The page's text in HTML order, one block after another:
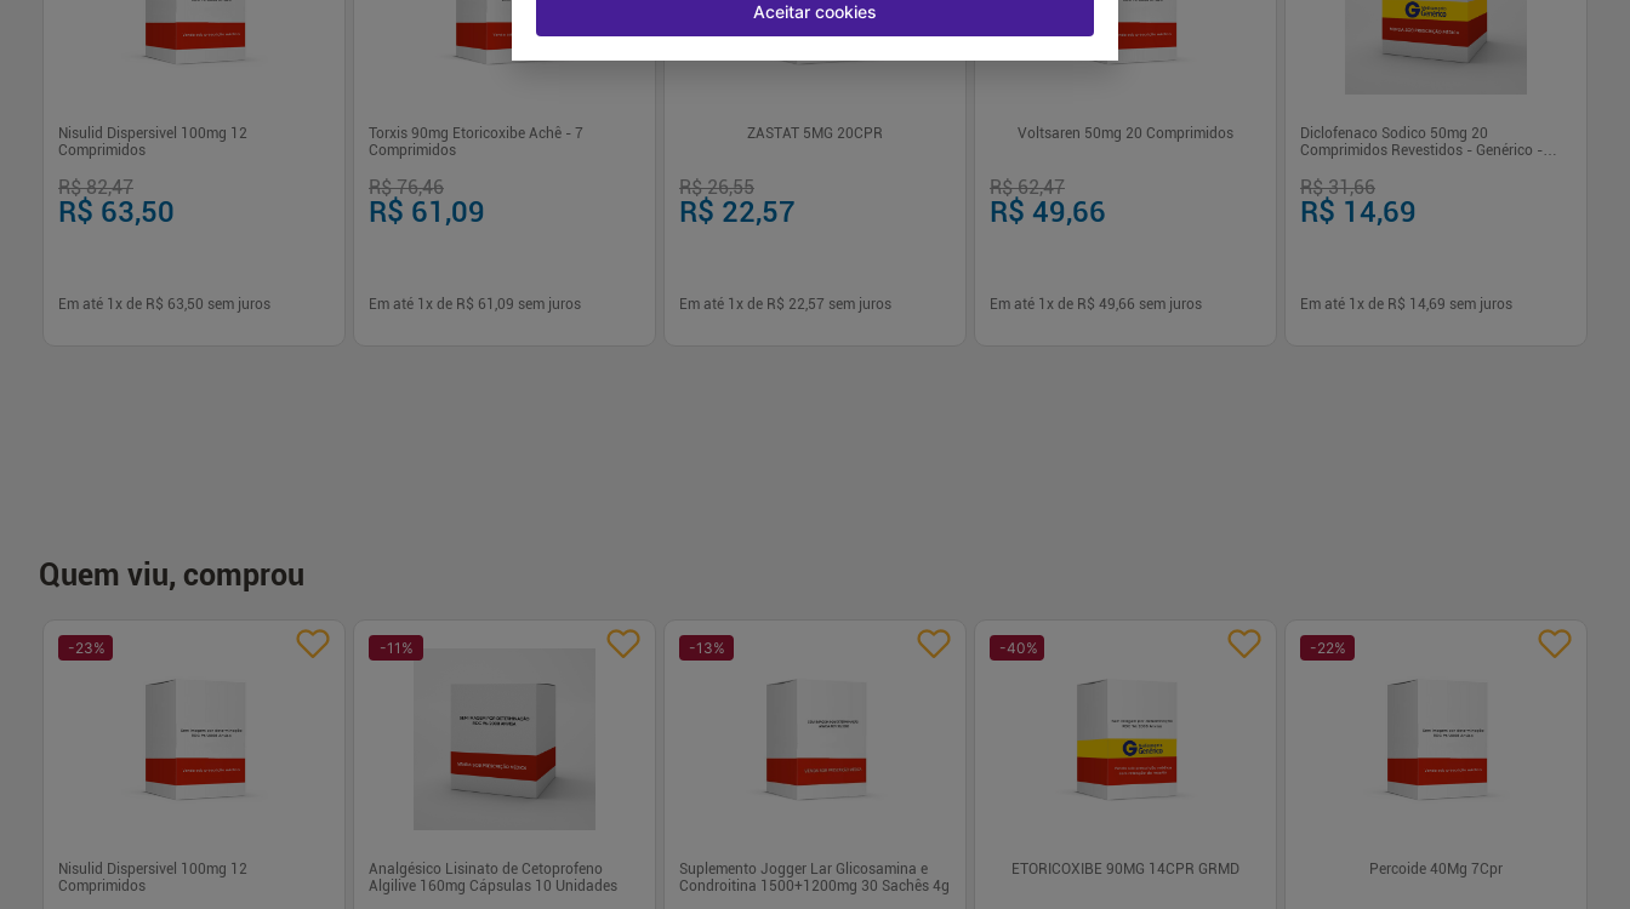
Aceitar cookies
Nisulid Dispersivel 100mg 12
Comprimidos
R$ 82,47
R$ 63,50
Em até 1 x de R$ 63,50 sem juros
Torxis 90mg Etoricoxibe Achê - 7
Comprimidos
R$ 76,46
R$ 61,09
Em até 1 x de R$ 61,09 sem juros
ZASTAT 5MG 20CPR
R$ 26,55
R$ 22,57
Em até 1 x de R$ 22,57 sem juros
Voltsaren 50mg 20 Comprimidos
R$ 62,47
R$ 49,66
Em até 1 x de R$ 49,66 sem juros
Diclofenaco Sodico 50mg 20
Comprimidos Revestidos - Genérico -
R$ 31,66
R$ 14,69
Em até 1 x de R$ 14,69 sem juros
Quem viu, comprou
-23%
Nisulid Dispersivel 100mg 12
Comprimidos
-11 %
Analgésico Lisinato de Cetoprofeno
Algilive 160mg Cápsulas 10 Unidades
-13%
Suplemento Jogger Lar Glicosamina e
Condroitina 1500+1200mg 30 Sachês 4g
-40%
ETORICOXIBE 90MG 14CPR GRMD
-22%
Percoide 40Mg 7Cpr